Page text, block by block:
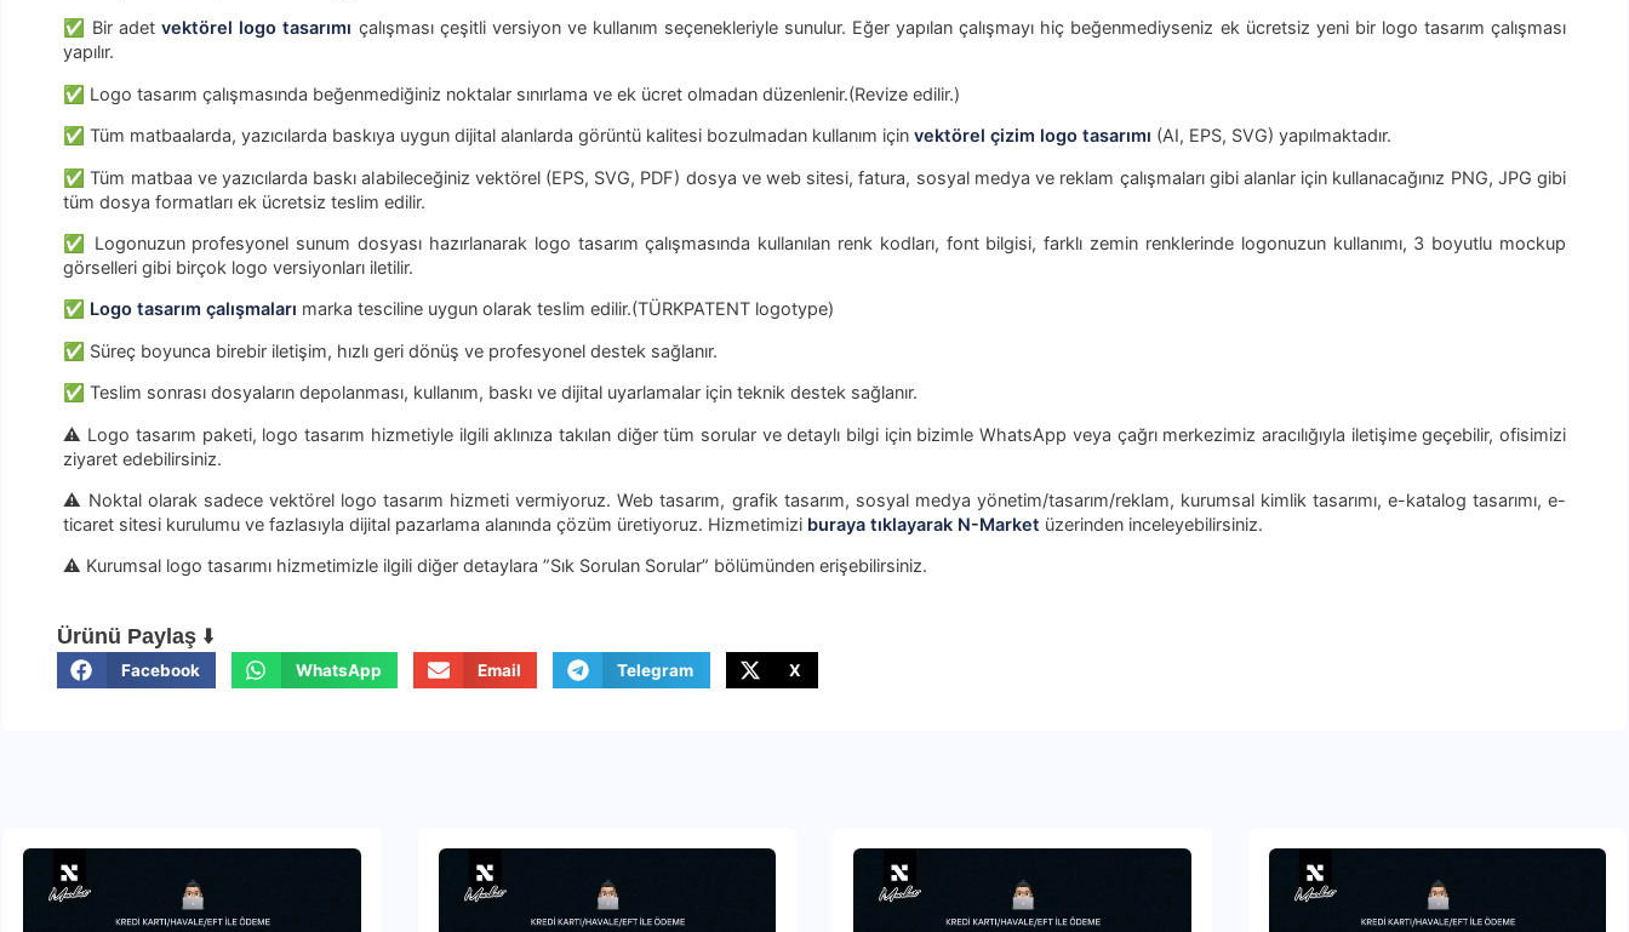
✅ Bir adetvektörel logo tasarımı çalışması çeşitli versiyon ve kullanım seçenekleriyle sunulur. Eğer yapılan çalışmayı hiç beğenmediyseniz ek ücretsiz yeni bir logo tasarım çalışması
yapılır.
✅ Logo tasarım çalışmasında beğenmediğiniz noktalar sınırlama ve ek ücret olmadan düzenlenir.(Revize edilir.)
✅ Tüm matbaalarda, yazıcılarda baskıya uygun dijital alanlarda görüntü kalitesi bozulmadan kullanım için vektörel çizim logo tasarımı (AI, EPS, SVG) yapılmaktadır.
✅ Tüm matbaa ve yazıcılarda baskı alabileceğiniz vektörel (EPS, SVG, PDF) dosya ve web sitesi, fatura, sosyal medya ve reklam çalışmaları gibi alanlar için kullanacağınız PNG, JPG gibi
tüm dosya formatları ek ücretsiz teslim edilir.
✅ Logonuzun profesyonel sunum dosyası hazırlanarak logo tasarım çalışmasında kullanılan renk kodları, font bilgisi, farklı zemin renklerinde logonuzun kullanımı, 3 boyutlu mockup
görselleri gibi birçok logo versiyonları iletilir.
✅ Logo tasarım çalışmaları marka tesciline uygun olarak teslim edilir.(TÜRKPATENT logotype)
✅ Süreç boyunca birebir iletişim, hızlı geri dönüş ve profesyonel destek sağlanır.
✅ Teslim sonrası dosyaların depolanması, kullanım, baskı ve dijital uyarlamalar için teknik destek sağlanır.
⚠️ Logo tasarım paketi, logo tasarım hizmetiyle ilgili aklınıza takılan diğer tüm sorular ve detaylı bilgi için bizimle WhatsApp veya çağrı merkezimiz aracılığıyla iletişime geçebilir, ofisimizi
ziyaret edebilirsiniz.
⚠️ Noktal olarak sadece vektörel logo tasarım hizmeti vermiyoruz. Web tasarım, grafik tasarım, sosyal medya yönetim/tasarım/reklam, kurumsal kimlik tasarımı, e-katalog tasarımı, e-
ticaret sitesi kurulumu ve fazlasıyla dijital pazarlama alanında çözüm üretiyoruz. Hizmetimizi buraya tıklayarak N-Market üzerinden inceleyebilirsiniz.
⚠️ Kurumsal logo tasarımı hizmetimizle ilgili diğer detaylara ”Sık Sorulan Sorular” bölümünden erişebilirsiniz.
Ürünü Paylaş ⬇️
Facebook WhatsApp Email Telegram X